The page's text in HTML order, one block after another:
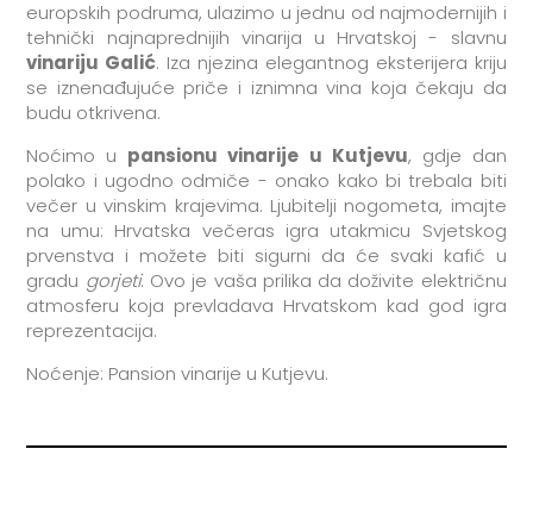
europskih podruma, ulazimo u jednu od najmodernijih i
tehnički najnaprednijih vinarija u Hrvatskoj - slavnu
vinariju Galić. Iza njezina elegantnog eksterijera kriju
se iznenađujuće priče i iznimna vina koja čekaju da
budu otkrivena.
Noćimo u pansionu vinarije u Kutjevu, gdje dan
polako i ugodno odmiče - onako kako bi trebala biti
večer u vinskim krajevima. Ljubitelji nogometa, imajte
na umu: Hrvatska večeras igra utakmicu Svjetskog
prvenstva i možete biti sigurni da će svaki kafić u
gradu gorjeti. Ovo je vaša prilika da doživite električnu
atmosferu koja prevladava Hrvatskom kad god igra
reprezentacija.
Noćenje: Pansion vinarije u Kutjevu.